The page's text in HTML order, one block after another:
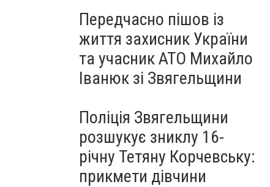
Передчасно пішов із
життя захисник України
та учасник АТО Михайло
Іванюк зі Звягельщини
Поліція Звягельщини
розшукує зниклу 16-
річну Тетяну Корчевську:
прикмети дівчини